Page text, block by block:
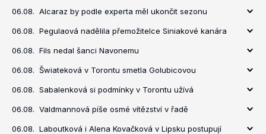
06.08. Alcaraz by podle experta měl ukončit sezonu
06.08. Pegulaová nadělila přemožitelce Siniakové kanára
06.08. Fils nedal šanci Navonemu
06.08. Šwiateková v Torontu smetla Golubicovou
06.08. Sabalenková si podmínky v Torontu užívá
06.08. Valdmannová píše osmé vítězství v řadě
06.08. Laboutková i Alena Kovačková v Lipsku postupují